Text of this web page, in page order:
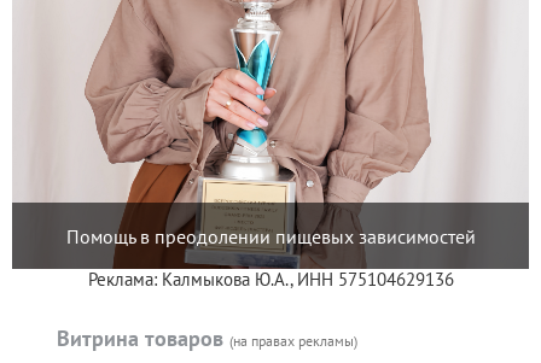
Помощь в преодолении пищевых зависимостей
Реклама: Калмыкова Ю.А., ИНН 575104629136
Витрина товаров (на правах рекламы)